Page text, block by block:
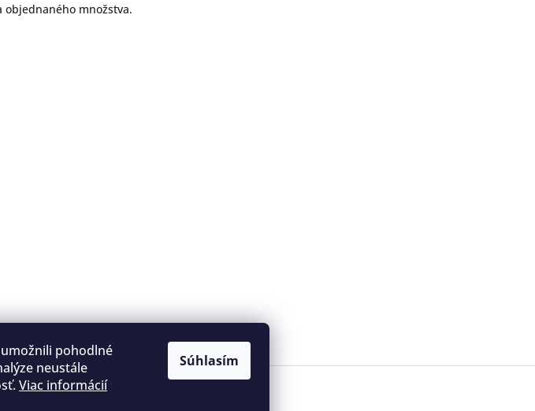
pohodlné
neustále
Viac informácií
Súhlasím
objednaného množstva.
Podmienky ochrany osobných údajov